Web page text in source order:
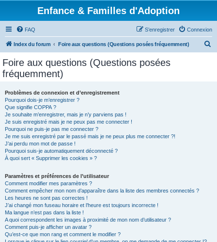
Enfance & Familles d'Adoption
FAQ Connexion
S’enregistrer
Index du forum Foire aux questions (Questions posées fréquemment)
Foire aux questions (Questions posées
fréquemment)
Problèmes de connexion et d’enregistrement
Pourquoi dois-je m’enregistrer ?
Que signifie COPPA ?
Je souhaite m’enregistrer, mais je n’y parviens pas !
Je suis enregistré mais je ne peux pas me connecter !
Pourquoi ne puis-je pas me connecter ?
Je me suis enregistré par le passé mais je ne peux plus me connecter ?!
J’ai perdu mon mot de passe !
Pourquoi suis-je automatiquement déconnecté ?
À quoi sert « Supprimer les cookies » ?
Paramètres et préférences de l’utilisateur
Comment modifier mes paramètres ?
Comment empêcher mon nom d’apparaître dans la liste des membres connectés ?
Les heures ne sont pas correctes !
J’ai changé mon fuseau horaire et l’heure est toujours incorrecte !
Ma langue n’est pas dans la liste !
A quoi correspondent les images à proximité de mon nom d’utilisateur ?
Comment puis-je afficher un avatar ?
Qu’est-ce que mon rang et comment le modifier ?